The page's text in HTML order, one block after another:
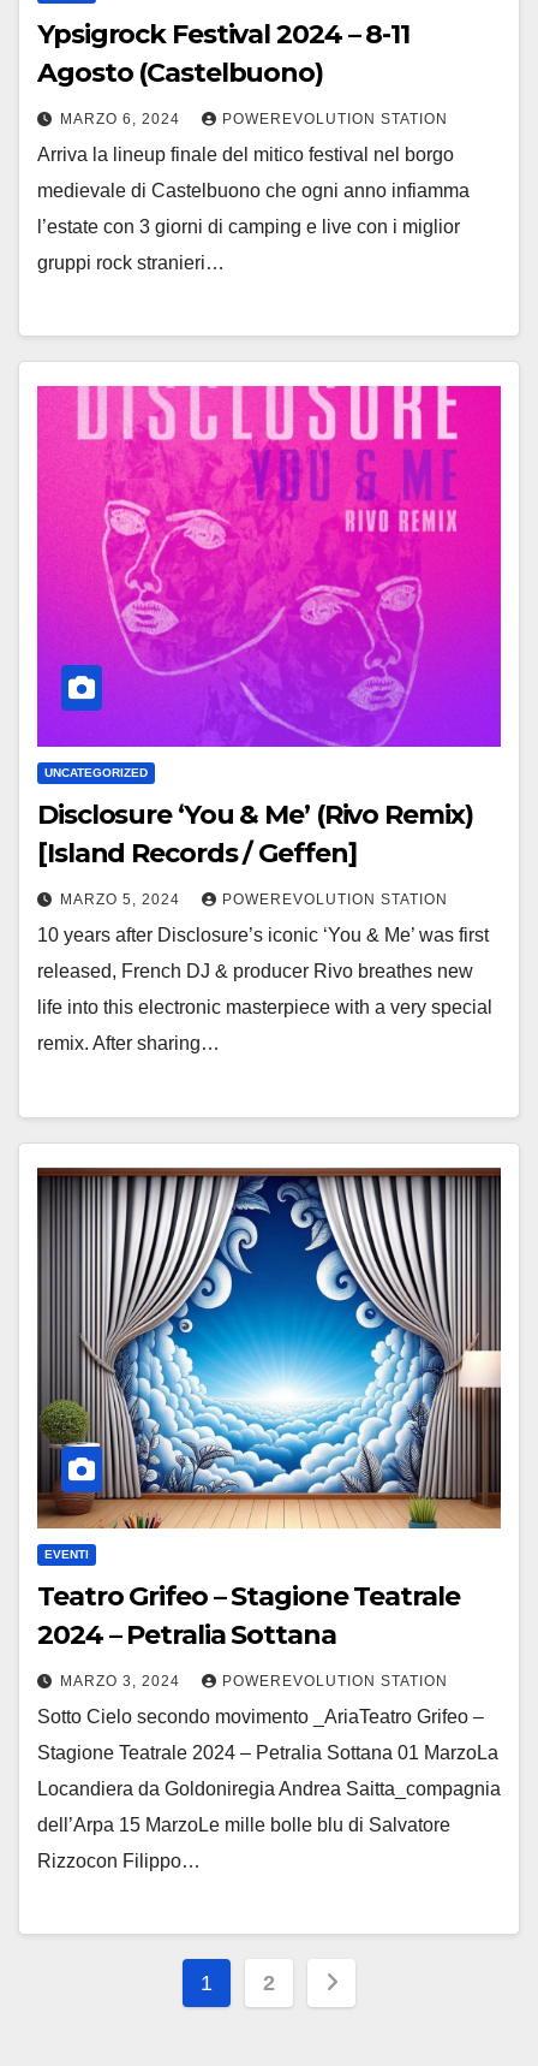
Ypsigrock Festival 2024 – 8-11
Agosto (Castelbuono)
MARZO 6, 2024 POWEREVOLUTION STATION
Arriva la lineup finale del mitico festival nel borgo
medievale di Castelbuono che ogni anno infiamma
l’estate con 3 giorni di camping e live con i miglior
gruppi rock stranieri…
UNCATEGORIZED
Disclosure ‘You & Me’ (Rivo Remix)
[Island Records / Geffen]
MARZO 5, 2024 POWEREVOLUTION STATION
10 years after Disclosure’s iconic ‘You & Me’ was first
released, French DJ & producer Rivo breathes new
life into this electronic masterpiece with a very special
remix. After sharing…
EVENTI
Teatro Grifeo – Stagione Teatrale
2024 – Petralia Sottana
MARZO 3, 2024 POWEREVOLUTION STATION
Sotto Cielo secondo movimento _AriaTeatro Grifeo –
Stagione Teatrale 2024 – Petralia Sottana 01 MarzoLa
Locandiera da Goldoniregia Andrea Saitta_compagnia
dell’Arpa 15 MarzoLe mille bolle blu di Salvatore
Rizzocon Filippo…
Paginazione
1 2